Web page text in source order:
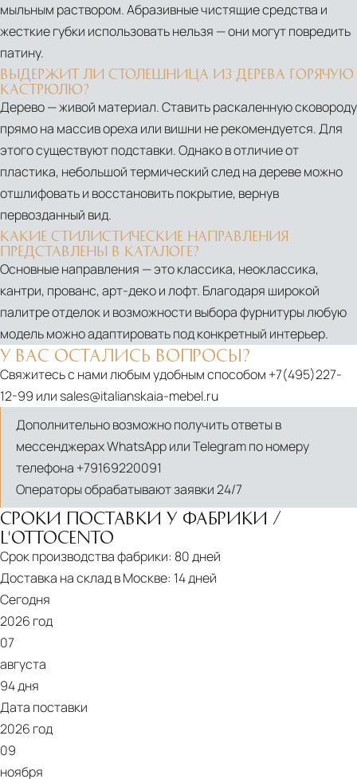
мыльным раствором. Абразивные чистящие средства и
жесткие губки использовать нельзя — они могут повредить
патину.
ВЫДЕРЖИТ ЛИ СТОЛЕШНИЦА ИЗ ДЕРЕВА ГОРЯЧУЮ
КАСТРЮЛЮ?
Дерево — живой материал. Ставить раскаленную сковороду
прямо на массив ореха или вишни не рекомендуется. Для
этого существуют подставки. Однако в отличие от
пластика, небольшой термический след на дереве можно
отшлифовать и восстановить покрытие, вернув
первозданный вид.
КАКИЕ СТИЛИСТИЧЕСКИЕ НАПРАВЛЕНИЯ
ПРЕДСТАВЛЕНЫ В КАТАЛОГЕ?
Основные направления — это классика, неоклассика,
кантри, прованс, арт-деко и лофт. Благодаря широкой
палитре отделок и возможности выбора фурнитуры любую
модель можно адаптировать под конкретный интерьер.
У ВАС ОСТАЛИСЬ ВОПРОСЫ?
Свяжитесь с нами любым удобным способом +7(495)227-
12-99 или sales@italianskaia-mebel.ru
Дополнительно возможно получить ответы в
мессенджерах WhatsApp или Telegram по номеру
телефона +79169220091
Операторы обрабатывают заявки 24/7
СРОКИ ПОСТАВКИ У ФАБРИКИ /
L'OTTOCENTO
Срок производства фабрики: 80 дней
Доставка на склад в Москве: 14 дней
Сегодня
2026 год
07
августа
94 дня
Дата поставки
2026 год
09
ноября